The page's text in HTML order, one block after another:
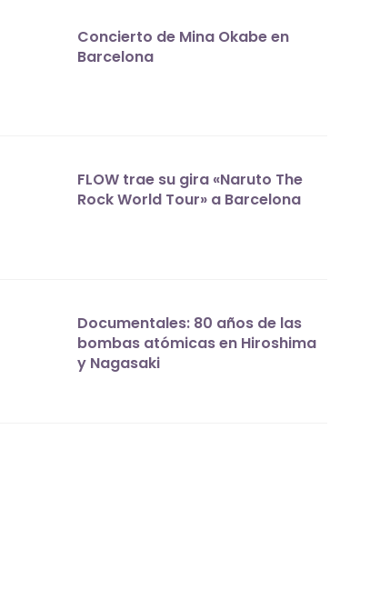
Concierto de Mina Okabe en
Barcelona
FLOW trae su gira «Naruto The
Rock World Tour» a Barcelona
Documentales: 80 años de las
bombas atómicas en Hiroshima
y Nagasaki